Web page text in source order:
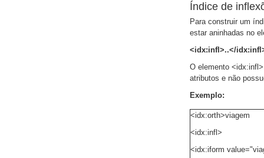
Índice de
Para construir um
estar aninhadas no
<idx:infl>..</
O elemento
atributos e não
Exemplo:
<idx:orth>viagem
<idx:infl>
<idx:iform